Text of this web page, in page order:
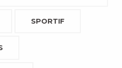
SPORTIF